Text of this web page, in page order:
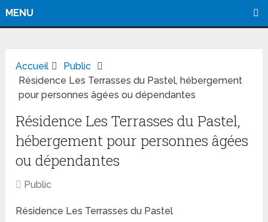
MENU
Accueil
Public
Résidence Les Terrasses du Pastel, hébergement
pour personnes âgées ou dépendantes
Résidence Les Terrasses du Pastel,
hébergement pour personnes âgées
ou dépendantes
Public
Résidence Les Terrasses du Pastel